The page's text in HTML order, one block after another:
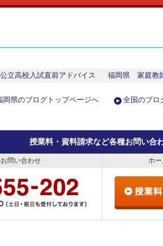
高校入試直前アドバイス 福岡県 家庭教
岡県のブログトップページへ 全国のブロ
授業料・資料請求など各種お問い合
問い合わせ ホ